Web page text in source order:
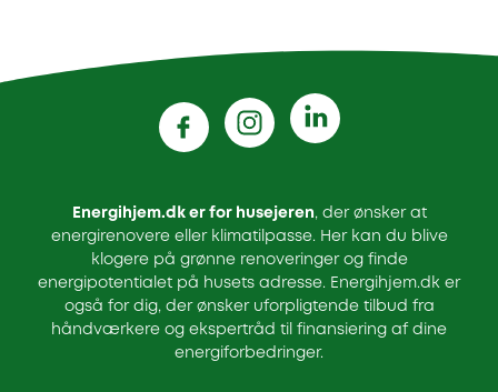
Energihjem.dk er for husejeren, der ønsker at
energirenovere eller klimatilpasse. Her kan du blive
klogere på grønne renoveringer og finde
energipotentialet på husets adresse. Energihjem.dk er
også for dig, der ønsker uforpligtende tilbud fra
håndværkere og ekspertråd til finansiering af dine
energiforbedringer.